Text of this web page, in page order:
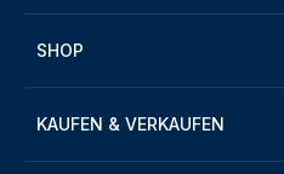
SHOP
KAUFEN & VERKAUFEN